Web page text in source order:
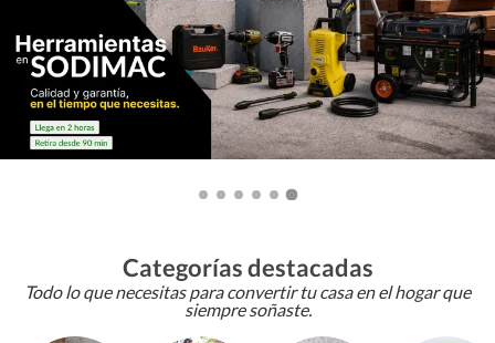
Categorías destacadas
Todo lo que necesitas para convertir tu casa en el hogar que
siempre soñaste.